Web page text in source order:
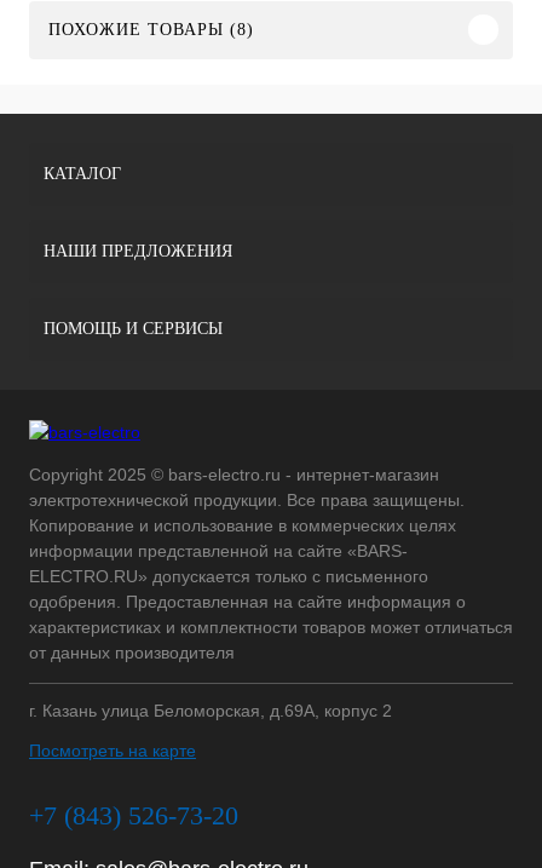
ПОХОЖИЕ ТОВАРЫ (8)
КАТАЛОГ
НАШИ ПРЕДЛОЖЕНИЯ
ПОМОЩЬ И СЕРВИСЫ
Copyright 2025 © bars-electro.ru - интернет-магазин
электротехнической продукции. Все права защищены.
Копирование и использование в коммерческих целях
информации представленной на сайте «BARS-
ELECTRO.RU» допускается только с письменного
одобрения. Предоставленная на сайте информация о
характеристиках и комплектности товаров может отличаться
от данных производителя
г. Казань улица Беломорская, д.69А, корпус 2
Посмотреть на карте
+7 (843) 526-73-20